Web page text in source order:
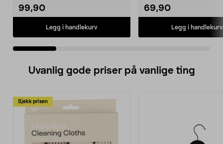
99,90
Legg i handlekurv
69,90
Legg i handlekurv
Uvanlig gode priser på vanlige ting
Sjekk prisen